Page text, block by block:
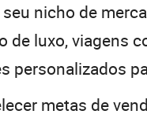
nicho de
de luxo, viagens
personalizados
metas de